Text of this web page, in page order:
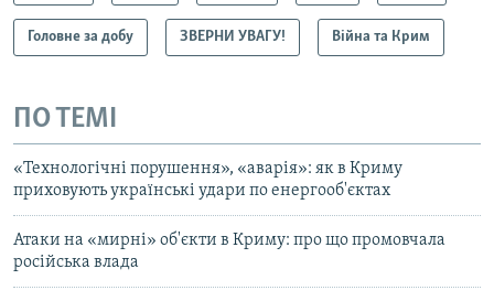
Головне за добу ЗВЕРНИ УВАГУ! Війна та Крим
ПО ТЕМІ
«Технологічні порушення», «аварія»: як в Криму
приховують українські удари по енергооб'єктах
Атаки на «мирні» об'єкти в Криму: про що промовчала
російська влада